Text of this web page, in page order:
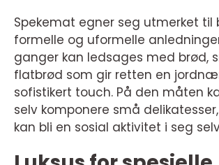
Spekemat egner seg utmerket til
formelle og uformelle
ganger kan ledsages med brød,
flatbrød som gir retten en
sofistikert touch. På den måten
selv komponere små
kan bli en sosial aktivitet i seg